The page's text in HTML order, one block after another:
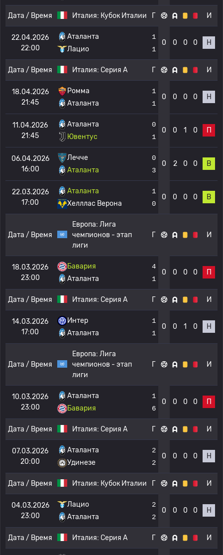
Дата / Время Италия: Кубок Италии Г И
22.04.2026
22:00
Аталанта
Лацио
1
1
0 0 0 0 Н
Дата / Время Италия: Серия А Г И
18.04.2026
21:45
Ромма
Аталанта
1
1
0 0 0 0 Н
11.04.2026
21:45
Аталанта
Ювентус
0
1
0 0 1 0 П
06.04.2026
16:00
Лечче
Аталанта
0
3
0 2 0 0 В
22.03.2026
17:00
Аталанта
Хелллас Верона
1
0
0 0 0 0 В
Дата / Время
Европа: Лига
чемпионов - этап
лиги
Г И
18.03.2026
23:00
Бавария
Аталанта
4
1
0 0 0 0 П
Дата / Время Италия: Серия А Г И
14.03.2026
17:00
Интер
Аталанта
1
1
0 0 1 0 Н
Дата / Время
Европа: Лига
чемпионов - этап
лиги
Г И
10.03.2026
23:00
Аталанта
Бавария
1
6
0 0 0 0 П
Дата / Время Италия: Серия А Г И
07.03.2026
20:00
Аталанта
Удинезе
2
2
0 0 0 0 Н
Дата / Время Италия: Кубок Италии Г И
04.03.2026
23:00
Лацио
Аталанта
2
2
0 0 0 0 Н
Дата / Время Италия: Серия А Г И